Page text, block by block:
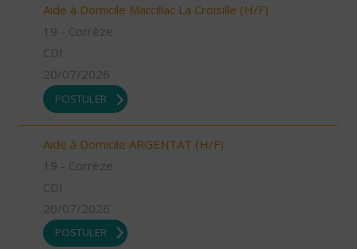
Aide à Domicile Marcillac La Croisille (H/F)
19 - Corrèze
CDI
20/07/2026
POSTULER
Aide à Domicile ARGENTAT (H/F)
19 - Corrèze
CDI
20/07/2026
POSTULER